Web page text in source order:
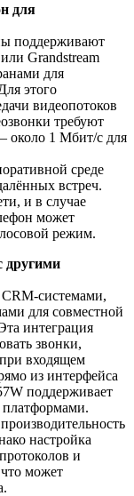
для
поддерживают
Grandstream
для
этого
видеопотоков
требуют
около 1 Мбит/с для
среде
встреч.
и в случае
может
режим.
другими
системами,
для совместной
интеграция
звонки,
входящем
из интерфейса
поддерживает
настройка
и
может